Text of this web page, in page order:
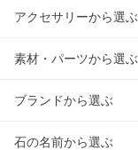
アクセサリーから選ぶ
素材・パーツから選ぶ
ブランドから選ぶ
石の名前から選ぶ